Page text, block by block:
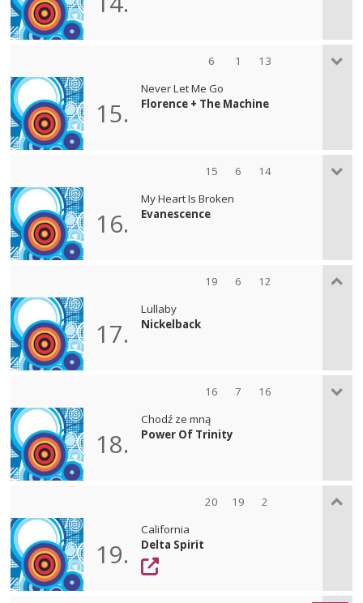
6 1 13
15.
Never Let Me Go
Florence + The Machine
15 6 14
16.
My Heart Is Broken
Evanescence
19 6 12
17.
Lullaby
Nickelback
16 7 16
18.
Chodź ze mną
Power Of Trinity
20 19 2
19.
California
Delta Spirit